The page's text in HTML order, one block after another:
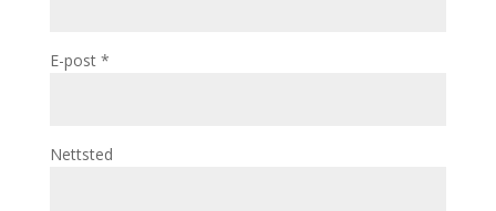
E-post *
Nettsted